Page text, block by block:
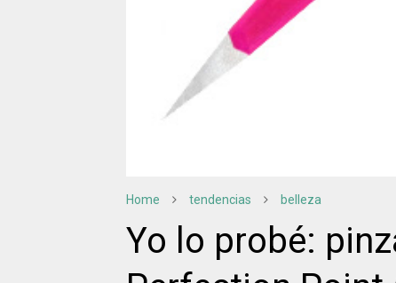
Home tendencias belleza
Yo lo probé: